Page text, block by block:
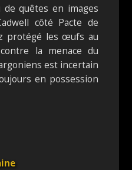
quêtes en images
côté Pacte de
protégé les œufs au
contre la menace du
est incertain
en possession